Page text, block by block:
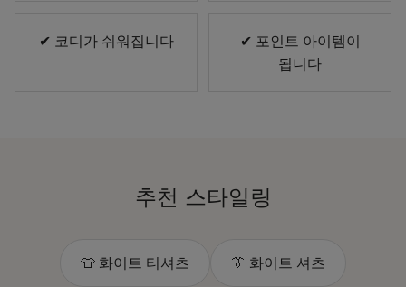
✔ 코디가 쉬워집니다
✔ 포인트 아이템이
됩니다
추천 스타일링
👕 화이트 티셔츠 👔 화이트 셔츠